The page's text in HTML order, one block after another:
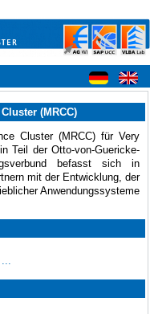
(MRCC)
Cluster (MRCC) für Very
Teil der Otto-von-Guericke-
befasst sich in
mit der Entwicklung, der
Anwendungssysteme